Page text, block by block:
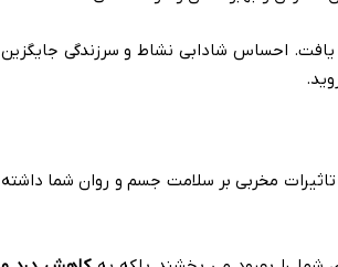
احساس شادابی نشاط و سرزندگی جایگزین
مخربی بر سلامت جسم و روان شما داشته